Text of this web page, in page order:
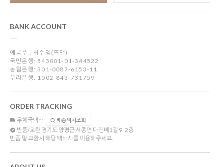
BANK ACCOUNT
예금주 : 최수영(뜨앤)
국민은행: 543001-01-344522
농협은행: 301-0087-6153-11
우리은행: 1002-843-731759
ORDER TRACKING
우체국택배 배송위치조회
반품/교환 경기도 양평군 서종면 마진배1길 9, 2층
반품 및 교환시 해당 택배사를 이용해주세요.